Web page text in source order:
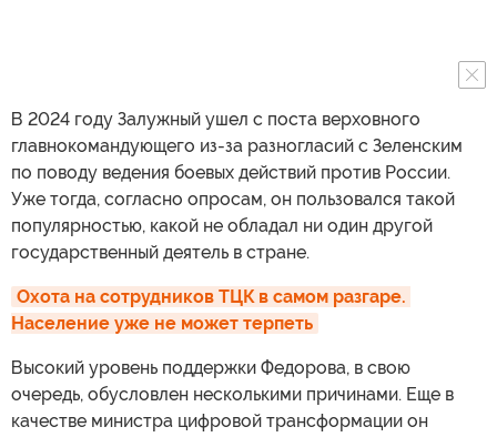
В 2024 году Залужный ушел с поста верховного
главнокомандующего из-за разногласий с Зеленским
по поводу ведения боевых действий против России.
Уже тогда, согласно опросам, он пользовался такой
популярностью, какой не обладал ни один другой
государственный деятель в стране.
Охота на сотрудников ТЦК в самом разгаре.
Население уже не может терпеть
Высокий уровень поддержки Федорова, в свою
очередь, обусловлен несколькими причинами. Еще в
качестве министра цифровой трансформации он